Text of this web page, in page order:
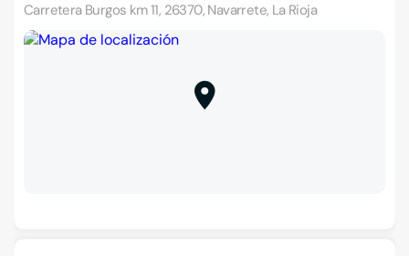
Carretera Burgos km 11, 26370, Navarrete, La Rioja